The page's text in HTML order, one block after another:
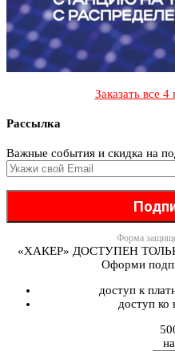
Заказать все
Рассылка
Важные события и скидка на
Форма
«ХАКЕР» ДОСТУПЕН
Оформи
доступ к
доступ ко